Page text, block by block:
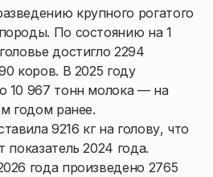
крупного рогатого
По состоянию на 1
достигло 2294
коров. В 2025 году
10 967 тонн молока — на
годом ранее.
9216 кг на голову, что
показатель 2024 года.
года произведено 2765